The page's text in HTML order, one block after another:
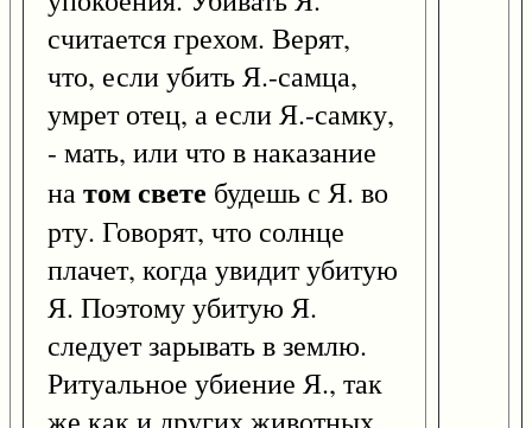
считается грехом. Верят,
что, если убить Я.-самца,
умрет отец, а если Я.-самку,
- мать, или что в наказание
натом свете будешь с Я. во
рту. Говорят, что солнце
плачет, когда увидит убитую
Я. Поэтому убитую Я.
следует зарывать в землю.
Ритуальное убиение Я., так